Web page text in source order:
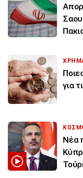
για
Νέα